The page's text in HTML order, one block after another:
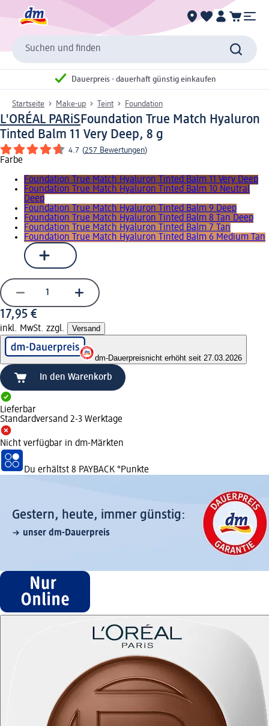
Suchen und finden
Dauerpreis - dauerhaft günstig einkaufen
Startseite Make-up Teint Foundation
L'ORÉAL PARiSFoundation True Match Hyaluron
Tinted Balm 11 Very Deep, 8 g
4.7 (257 Bewertungen)
Farbe
Foundation True Match Hyaluron Tinted Balm 11 Very Deep
Foundation True Match Hyaluron Tinted Balm 10 Neutral
Deep
Foundation True Match Hyaluron Tinted Balm 9 Deep
Foundation True Match Hyaluron Tinted Balm 8 Tan Deep
Foundation True Match Hyaluron Tinted Balm 7 Tan
Foundation True Match Hyaluron Tinted Balm 6 Medium Tan
17,95 €
inkl. MwSt. zzgl. Versand
dm-Dauerpreisnicht erhöht seit 27.03.2026
In den Warenkorb
Lieferbar
Standardversand 2-3 Werktage
Nicht verfügbar in dm-Märkten
Du erhältst 8 PAYBACK °Punkte
Gestern, heute, immer günstig:
unser dm-Dauerpreis